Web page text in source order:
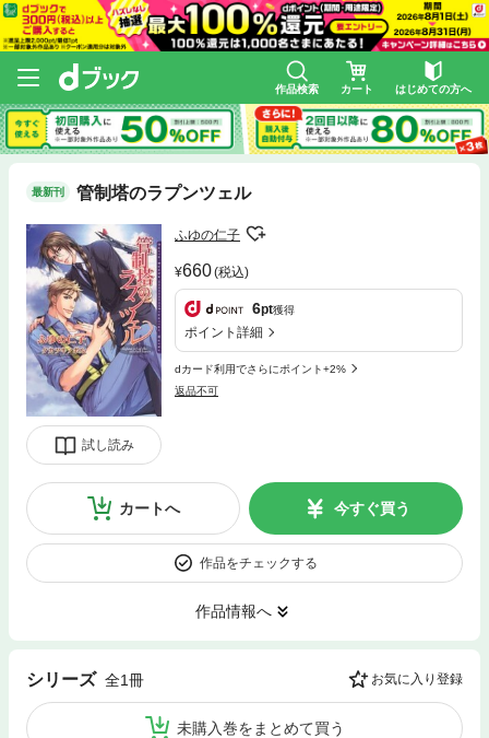
作品検索 カート はじめての方へ
最新刊 管制塔のラプンツェル
試し読み
ふゆの仁子
660(税込)
6pt獲得
ポイント詳細
dカード利用でさらにポイント+2%
返品不可
カートへ 今すぐ買う
作品をチェックする
作品情報へ
シリーズ 全1冊 お気に入り登録
未購入巻をまとめて買う